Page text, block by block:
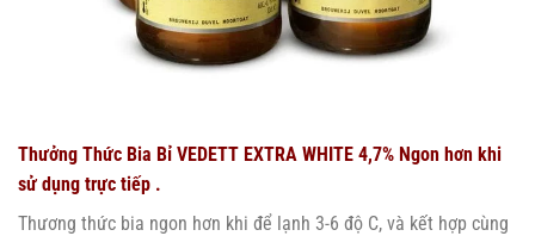
Thưởng Thức Bia Bỉ VEDETT EXTRA WHITE 4,7% Ngon hơn khi
sử dụng trực tiếp .
Thương thức bia ngon hơn khi để lạnh 3-6 độ C, và kết hợp cùng